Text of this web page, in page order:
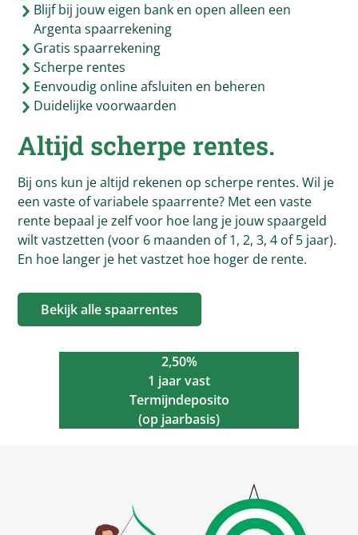
Blijf bij jouw eigen bank en open alleen een
Argenta spaarrekening
Gratis spaarrekening
Scherpe rentes
Eenvoudig online afsluiten en beheren
Duidelijke voorwaarden
Altijd scherpe rentes.
Bij ons kun je altijd rekenen op scherpe rentes. Wil je
een vaste of variabele spaarrente? Met een vaste
rente bepaal je zelf voor hoe lang je jouw spaargeld
wilt vastzetten (voor 6 maanden of 1, 2, 3, 4 of 5 jaar).
En hoe langer je het vastzet hoe hoger de rente.
2,50%
1 jaar vast
Termijndeposito
(op jaarbasis)
Bekijk alle spaarrentes